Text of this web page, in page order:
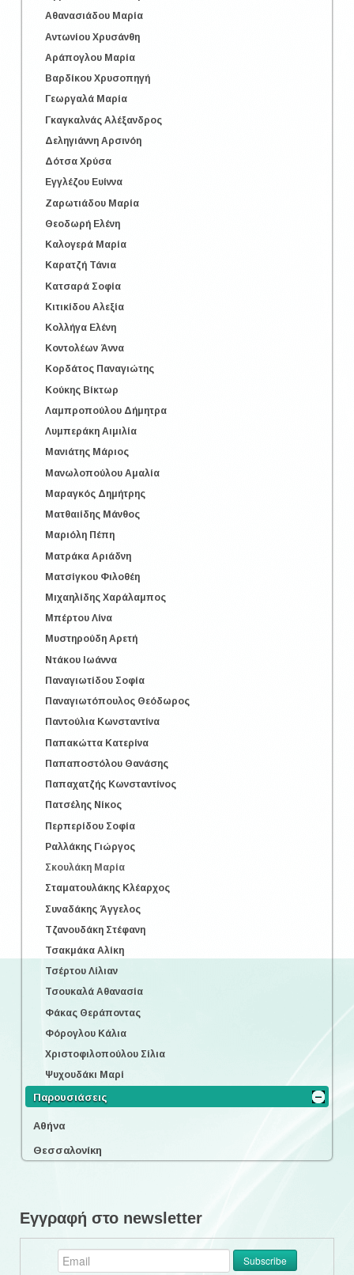
Αθανασιάδου Μαρία
Αντωνίου Χρυσάνθη
Αράπογλου Μαρία
Βαρδίκου Χρυσοπηγή
Γεωργαλά Μαρία
Γκαγκαλνάς Αλέξανδρος
Δεληγιάννη Αρσινόη
Δότσα Χρύσα
Εγγλέζου Ευίννα
Ζαρωτιάδου Μαρία
Θεοδωρή Ελένη
Καλογερά Μαρία
Καρατζή Τάνια
Κατσαρά Σοφία
Κιτικίδου Αλεξία
Κολλήγα Ελένη
Κοντολέων Άννα
Κορδάτος Παναγιώτης
Κούκης Βίκτωρ
Λαμπροπούλου Δήμητρα
Λυμπεράκη Αιμιλία
Μανιάτης Μάριος
Μανωλοπούλου Αμαλία
Μαραγκός Δημήτρης
Ματθαιίδης Μάνθος
Μαριόλη Πέπη
Ματράκα Αριάδνη
Ματσίγκου Φιλοθέη
Μιχαηλίδης Χαράλαμπος
Μπέρτου Λίνα
Μυστηρούδη Αρετή
Ντάκου Ιωάννα
Παναγιωτίδου Σοφία
Παναγιωτόπουλος Θεόδωρος
Παντούλια Κωνσταντίνα
Παπακώττα Κατερίνα
Παπαποστόλου Θανάσης
Παπαχατζής Κωνσταντίνος
Πατσέλης Νίκος
Περπερίδου Σοφία
Ραλλάκης Γιώργος
Σκουλάκη Μαρία
Σταματουλάκης Κλέαρχος
Συναδάκης Άγγελος
Τζανουδάκη Στέφανη
Τσακμάκα Αλίκη
Τσέρτου Λίλιαν
Τσουκαλά Αθανασία
Φάκας Θεράποντας
Φόρογλου Κάλια
Χριστοφιλοπούλου Σίλια
Ψυχουδάκι Μαρί
Παρουσιάσεις
Αθήνα
Θεσσαλονίκη
Εγγραφή στο newsletter